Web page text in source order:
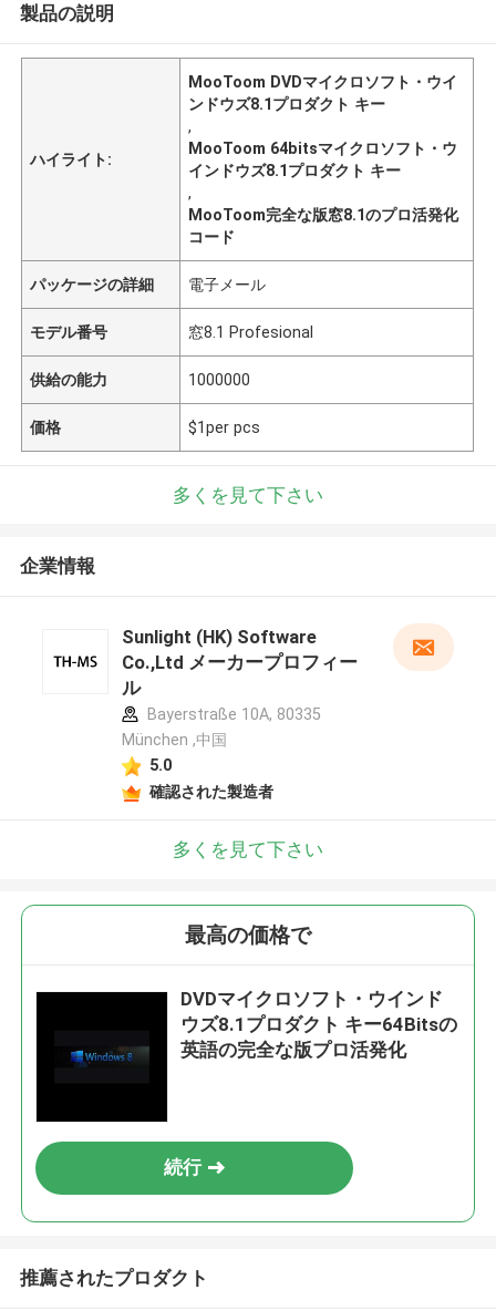
製品の説明
ハイライト:
MooToom DVDマイクロソフト・ウイ
ンドウズ8.1プロダクト キー
,
MooToom 64bitsマイクロソフト・ウ
インドウズ8.1プロダクト キー
,
MooToom完全な版窓8.1のプロ活発化
コード
パッケージの詳細 電子メール
モデル番号 窓8.1 Profesional
供給の能力 1000000
価格 $1per pcs
多くを見て下さい
企業情報
Sunlight (HK) Software
Co.,Ltd メーカープロフィー
ル
Bayerstraße 10A, 80335
München ,中国
5.0
確認された製造者
多くを見て下さい
最高の価格で
DVDマイクロソフト・ウインド
ウズ8.1プロダクト キー64Bitsの
英語の完全な版プロ活発化
続行
推薦されたプロダクト